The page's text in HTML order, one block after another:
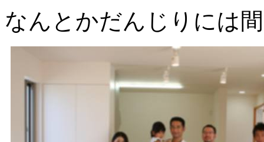
なんとかだんじりには